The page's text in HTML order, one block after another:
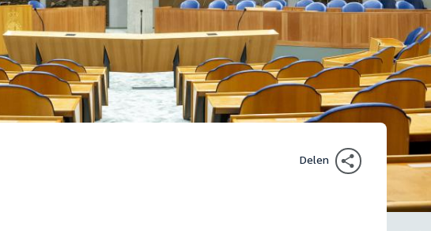
Delen